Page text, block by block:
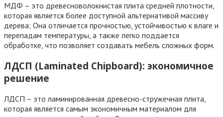
МДФ – это древесноволокнистая плита средней плотности,
которая является более доступной альтернативой массиву
дерева; Она отличается прочностью, устойчивостью к влаге и
перепадам температуры, а также легко поддается
обработке, что позволяет создавать мебель сложных форм.
ЛДСП (Laminated Chipboard): экономичное
решение
ЛДСП – это ламинированная древесно-стружечная плита,
которая является самым экономичным материалом для